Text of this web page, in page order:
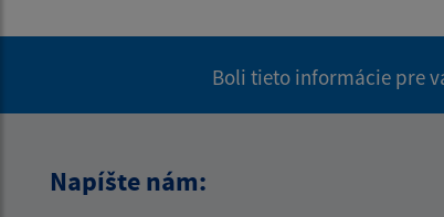
Boli tieto informácie pre
Napíšte nám: